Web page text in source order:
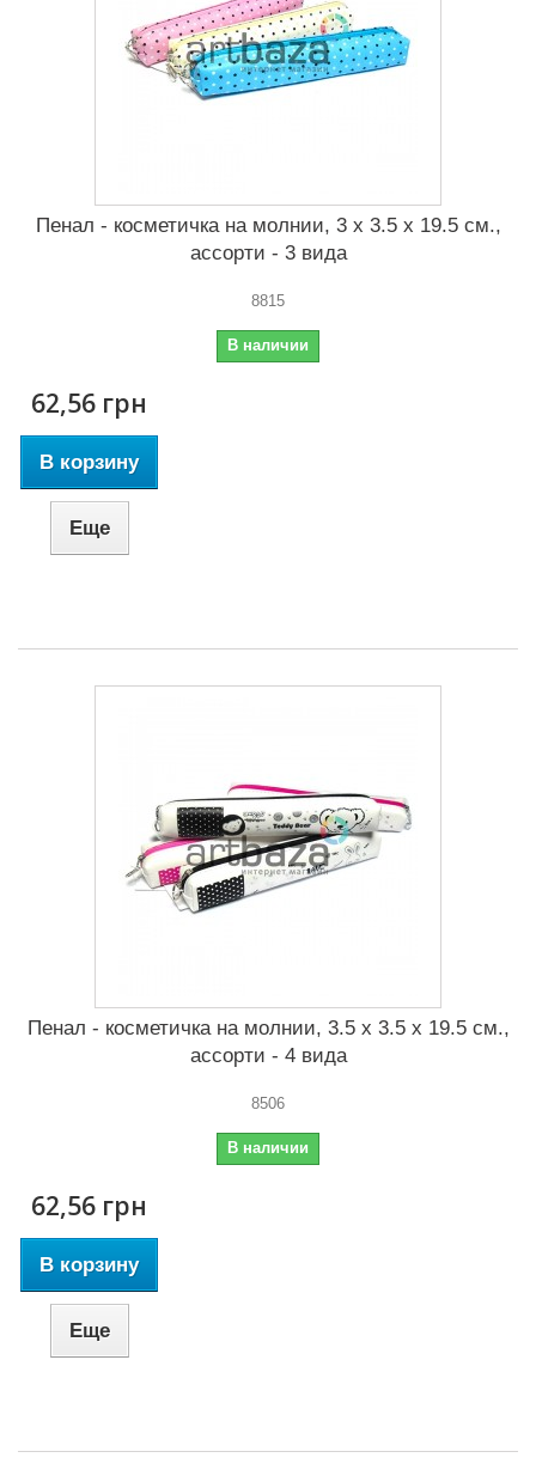
Пенал - косметичка на молнии, 3 x 3.5 x 19.5 см.,
ассорти - 3 вида
8815
В наличии
62,56 грн
В корзину
Еще
Пенал - косметичка на молнии, 3.5 x 3.5 x 19.5 см.,
ассорти - 4 вида
8506
В наличии
62,56 грн
В корзину
Еще